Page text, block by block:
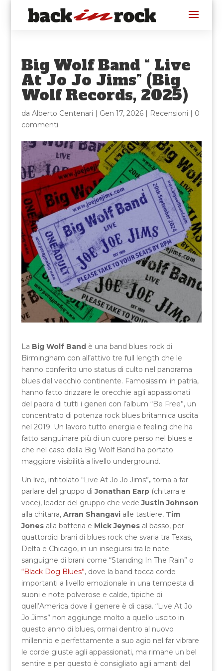
Big Wolf Band “ Live
At Jo Jo Jims” (Big
Wolf Records, 2025)
da Alberto Centenari | Gen 17, 2026| Recensioni | 0
commenti
La Big Wolf Band è una band blues rock di
Birmingham con all’attivo tre full length che le
hanno conferito uno status di culto nel panorama
blues del vecchio continente. Famosissimi in patria,
hanno fatto drizzare le orecchie agli appassionati
del padre di tutti i generi con l’album “Be Free”, un
concentrato di potenza rock blues britannica uscita
nel 2019. Un lavoro tutto energia e feeling che ha
fatto sanguinare più di un cuore perso nel blues e
che nel caso della Big Wolf Band ha portato
maggiore visibilità a livello underground.
Un live, intitolato “Live At Jo Jo Jims”,torna a far
parlare del gruppo diJonathan Earp (chitarra e
voce), leader del gruppo che vedeJustin Johnson
alla chitarra, Arran Shangavialle tastiere, Tim
Jonesalla batteria e Mick Jeynesal basso, per
quattordici brani di blues rock che svaria tra Texas,
Delta e Chicago, in un inseguirsi tra le note
sanguigne di brani come “Standing In The Rain” o
“Black Dog Blues”, dove la band tocca corde
importanti a livello emozionale in una tempesta di
suoni e note polverose e calde, tipiche di
quell’America dove il genere è di casa. “Live At Jo
Jo Jims” non aggiunge molto a quello uscito in
questo anno di blues, ormai dentro al nuovo
millennio e perfettamente a suo agio nel far vibrare
le corde giuste agli appassionati, ma rimane un bel
sentire e per questo è consigliato agli amanti del